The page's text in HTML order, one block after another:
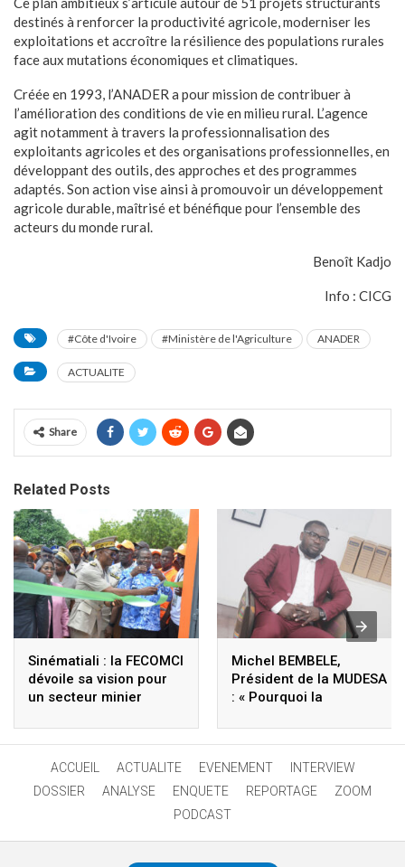
destinés à renforcer la productivité agricole, moderniser les
exploitations et accroître la résilience des populations rurales
face aux mutations économiques et climatiques.
Créée en 1993, l’ANADER a pour mission de contribuer à
l’amélioration des conditions de vie en milieu rural. L’agence
agit notamment à travers la professionnalisation des
exploitants agricoles et des organisations professionnelles, en
développant des outils, des approches et des programmes
adaptés. Son action vise ainsi à promouvoir un développement
agricole durable, maîtrisé et bénéfique pour l’ensemble des
acteurs du monde rural.
Benoît Kadjo
Info : CICG
#Côte d'Ivoire #Ministère de l'Agriculture ANADER
ACTUALITE
Share
Related Posts
Sinématiali : la FECOMCI
dévoile sa vision pour
un secteur minier
Michel BEMBELE,
Président de la MUDESA
: « Pourquoi la
d’Ananvouenou veut
Ministre d’État Kobenan
Kouassi Adjoumani »
ACCUEIL ACTUALITE EVENEMENT
INTERVIEW
DOSSIER
ANALYSE ENQUETE REPORTAGE
ZOOM
PODCAST